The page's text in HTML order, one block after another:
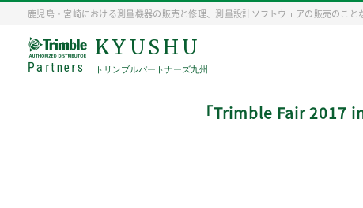
鹿児島・宮崎における測量機器の販売と修理、測量設計ソフトウェアの販売のこと
Partners
KYUSHU
トリンブルパートナーズ九州
「Trimble Fair 2017